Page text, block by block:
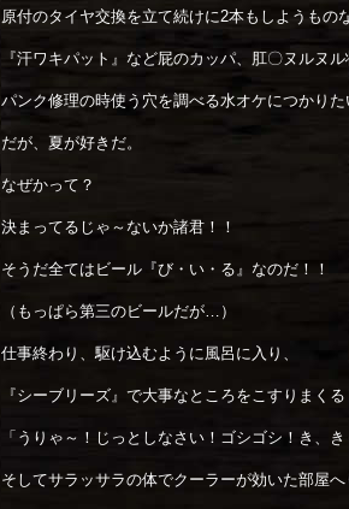
原付のタイヤ交換を立て続けに2本もしようもの
『汗ワキパット』など屁のカッパ、肛〇ヌルヌ
パンク修理の時使う穴を調べる水オケにつかりた
だが、夏が好きだ。
なぜかって？
決まってるじゃ～ないか諸君！！
そうだ全てはビール『び・い・る』なのだ！！
（もっぱら第三のビールだが…）
仕事終わり、駆け込むように風呂に入り、
『シーブリーズ』で大事なところをこすりまくる
「うりゃ～！じっとしなさい！ゴシゴシ！き、き
そしてサラッサラの体でクーラーが効いた部屋へ